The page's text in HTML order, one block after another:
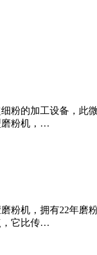
粉的加工设备，此
磨粉机，…
粉机，拥有22年磨
，它比传…